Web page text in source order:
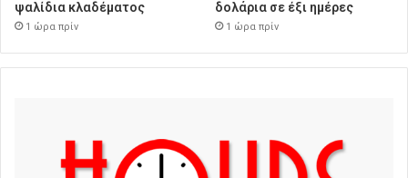
ψαλίδια κλαδέματος
1 ώρα πρίν
δολάρια σε έξι ημέρες
1 ώρα πρίν